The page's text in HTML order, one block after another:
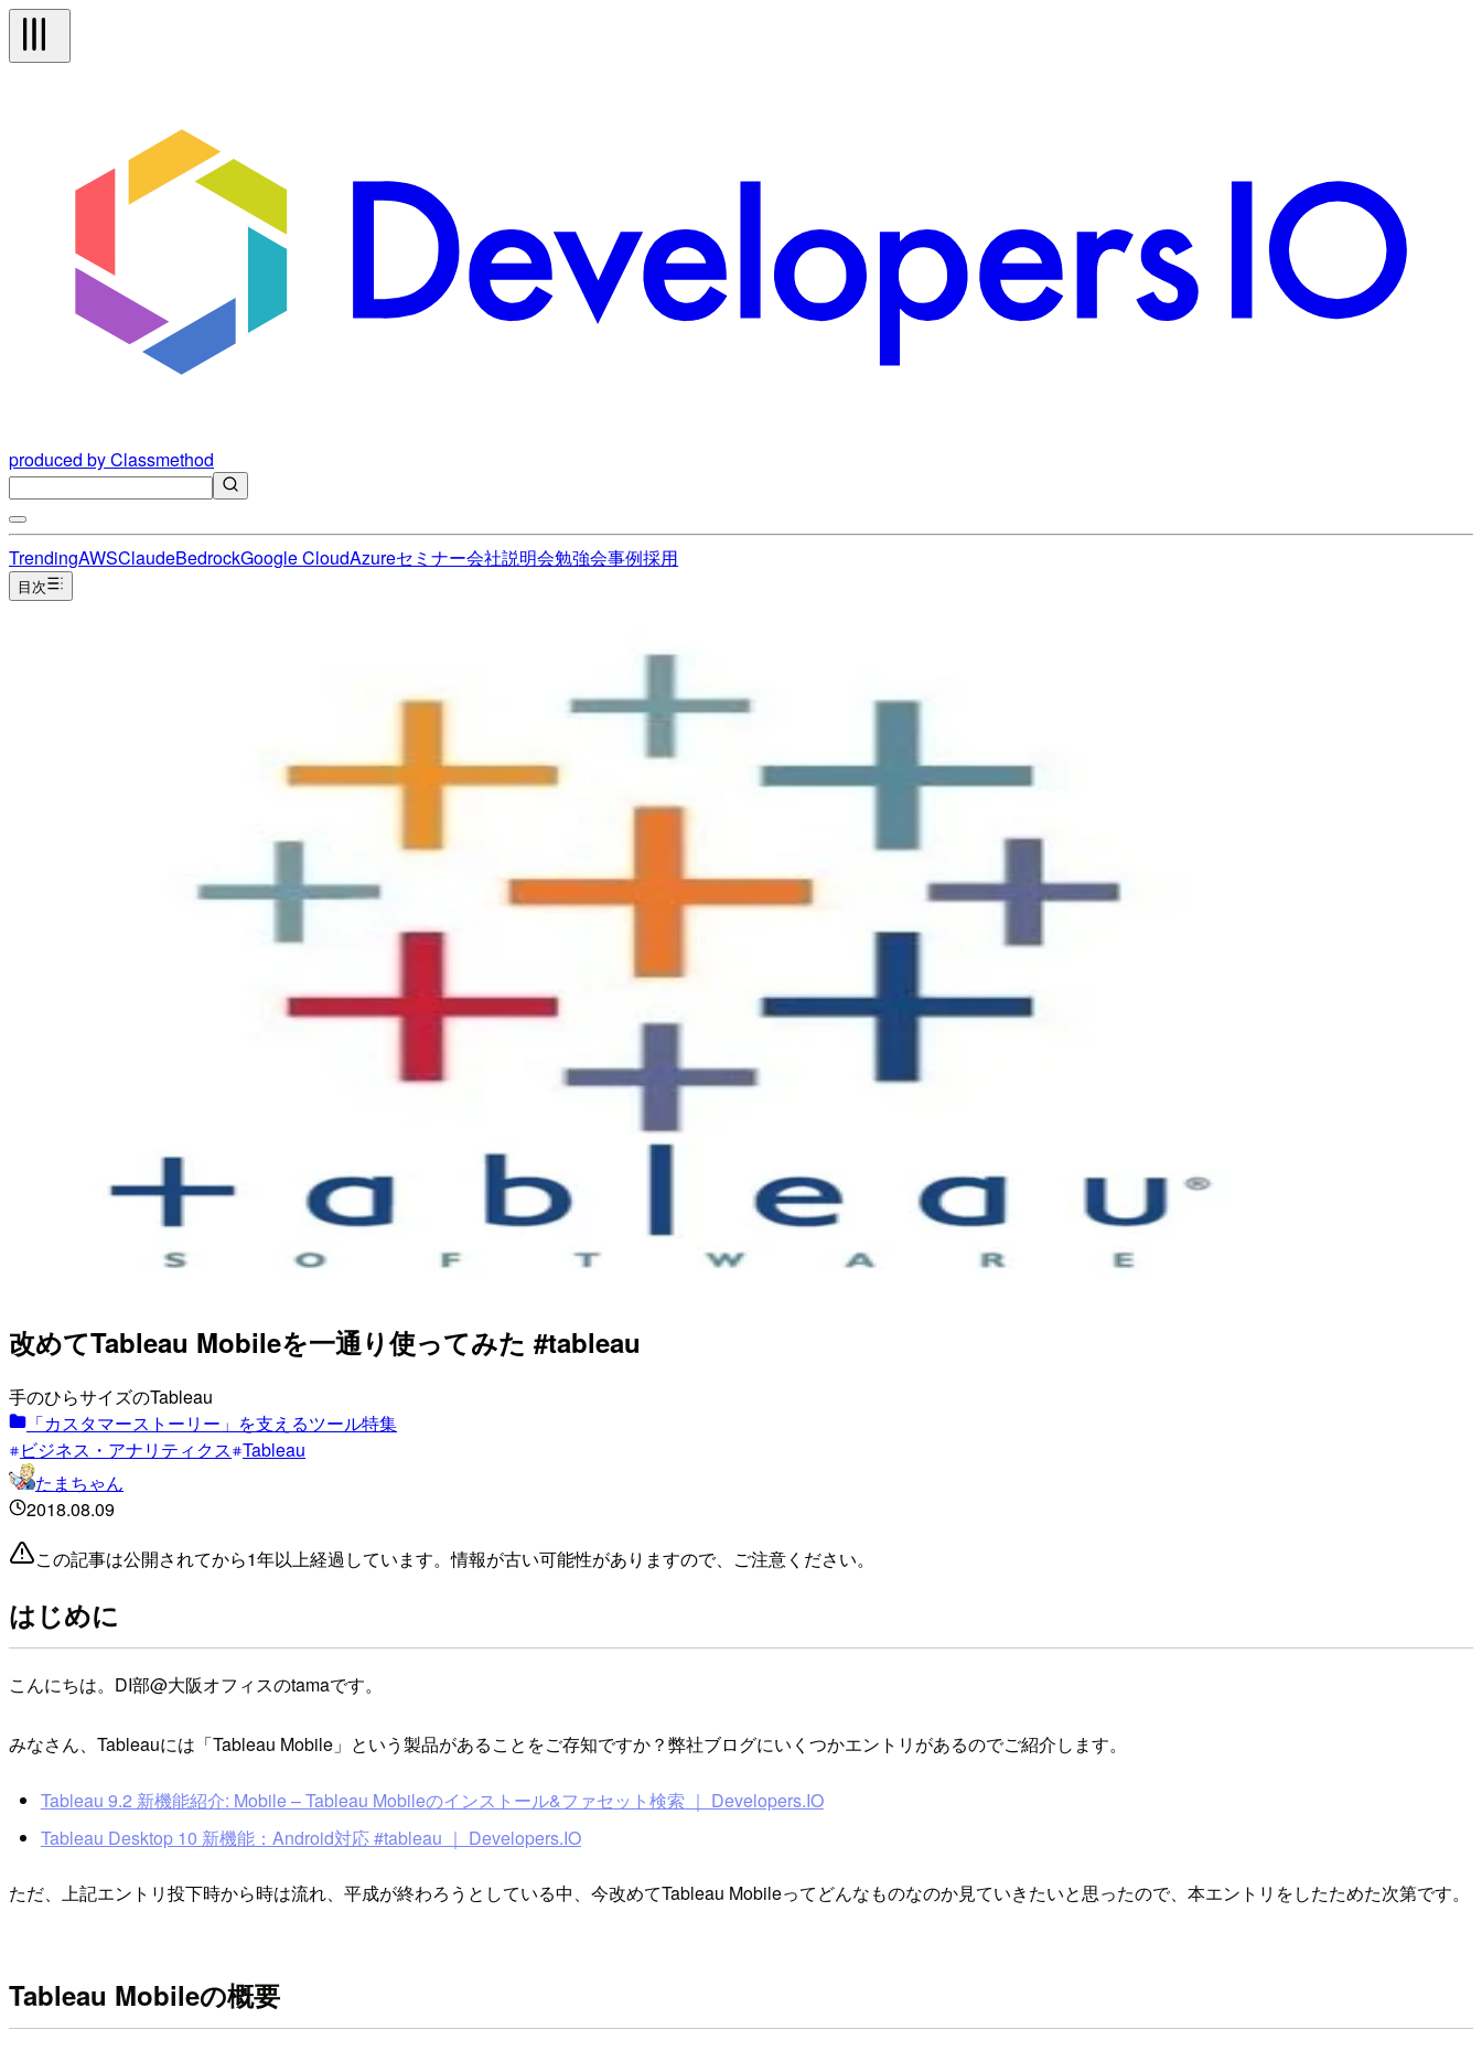
produced by Classmethod
TrendingAWSClaudeBedrockGoogle CloudAzureセミナー会社説明会勉強会事例採用
目次
改めてTableau Mobileを一通り使ってみた #tableau
手のひらサイズのTableau
「カスタマーストーリー」を支えるツール特集
ビジネス・アナリティクス Tableau
たまちゃん
2018.08.09
この記事は公開されてから1年以上経過しています。情報が古い可能性がありますので、ご注意ください。
はじめに
こんにちは。DI部@大阪オフィスのtamaです。
みなさん、Tableauには「Tableau Mobile」という製品があることをご存知ですか？弊社ブログにいくつかエントリがあるのでご紹介します。
Tableau 9.2 新機能紹介: Mobile – Tableau Mobileのインストール&ファセット検索 ｜ Developers.IO
Tableau Desktop 10 新機能：Android対応 #tableau ｜ Developers.IO
ただ、上記エントリ投下時から時は流れ、平成が終わろうとしている中、今改めてTableau Mobileってどんなものなのか見ていきたいと思ったので、本エントリをしたためた次第です。
Tableau Mobileの概要